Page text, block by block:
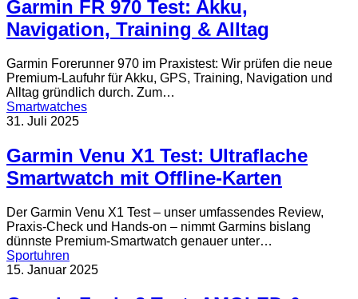
Garmin FR 970 Test: Akku,
Navigation, Training & Alltag
Garmin Forerunner 970 im Praxistest: Wir prüfen die neue
Premium-Laufuhr für Akku, GPS, Training, Navigation und
Alltag gründlich durch. Zum…
Smartwatches
31. Juli 2025
Garmin Venu X1 Test: Ultraflache
Smartwatch mit Offline-Karten
Der Garmin Venu X1 Test – unser umfassendes Review,
Praxis-Check und Hands-on – nimmt Garmins bislang
dünnste Premium-Smartwatch genauer unter…
Sportuhren
15. Januar 2025